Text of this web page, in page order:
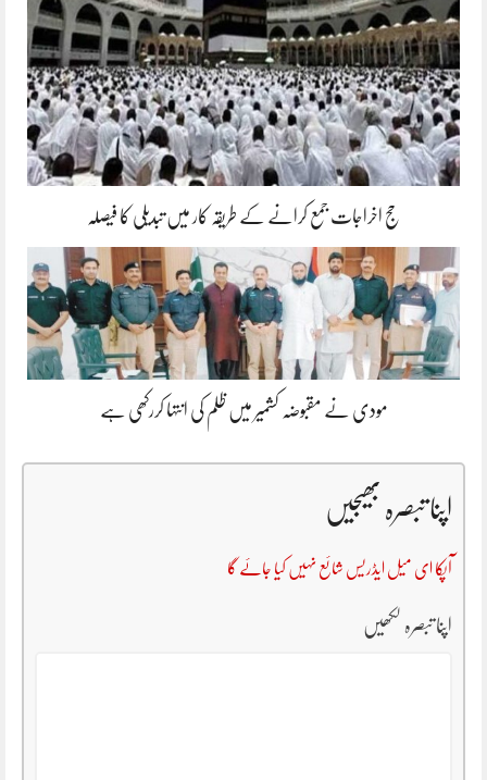
حج اخراجات جمع کرانے کے طریقہ کار میں تبدیلی کا فیصلہ
مودی نے مقبوضہ کشمیر میں ظلم کی انتہا کررکھی ہے
اپنا تبصرہ بھیجیں
آپکا ای میل ایڈریس شائع نہیں کیا جائے گا
اپنا تبصرہ لکھیں